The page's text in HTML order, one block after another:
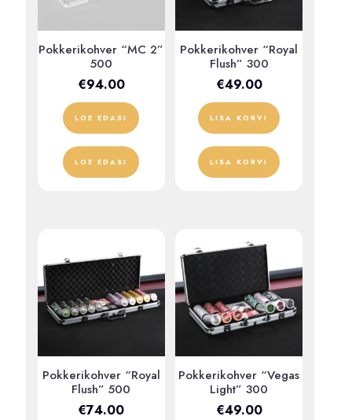
Pokkerikohver “MC 2”
500
€94.00
LOE EDASI
LOE EDASI
Pokkerikohver “Royal
Flush” 300
€49.00
LISA KORVI
LISA KORVI
Pokkerikohver “Royal
Flush” 500
€74.00
Pokkerikohver “Vegas
Light” 300
€49.00